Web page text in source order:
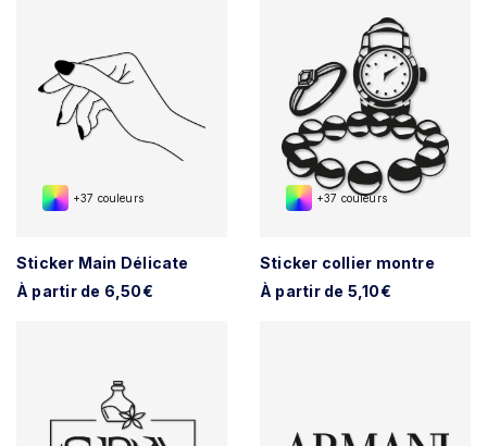
+37 couleurs
Sticker Main Délicate
À partir de 6,50€
+37 couleurs
Sticker collier montre
À partir de 5,10€